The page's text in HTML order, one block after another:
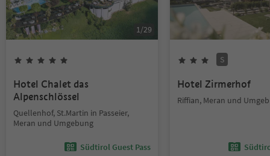
1 /29
Hotel Chalet das
Alpenschlössel
Quellenhof, St.Martin in Passeier,
Meran und Umgebung
Südtirol Guest Pass
S
Hotel Zirmerhof
Riffian, Meran und